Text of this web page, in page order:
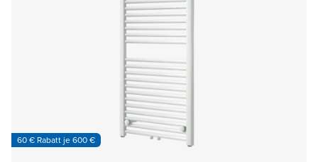
60 € Rabatt je 600 €